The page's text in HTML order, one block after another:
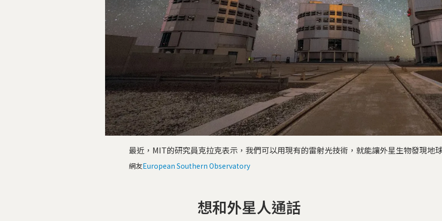
最近，MIT的研究員克拉克表示，我們可以用現有的雷射光技術，就能讓外星生物發現地
網友European Southern Observatory
想和外星人通話